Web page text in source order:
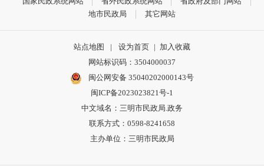
地市民政局
其它网站
站点地图 | 设为首页 | 加入收藏
网站标识码：3504000037
闽公网安备 35040202000143号
闽ICP备2023023821号-1
中文域名：三明市民政局.政务
联系方式：0598-8241658
主办单位：三明市民政局